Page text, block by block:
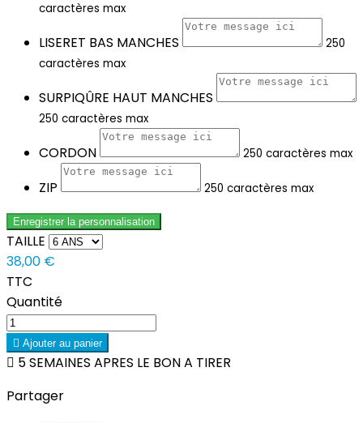
caractères max
LISERET BAS MANCHES
250
caractères max
SURPIQÛRE HAUT MANCHES
250 caractères max
CORDON 250 caractères max
ZIP 250 caractères max
Enregistrer la personnalisation
TAILLE
38,00 €
TTC
Quantité
 Ajouter au panier
 5 SEMAINES APRES LE BON A TIRER
Partager